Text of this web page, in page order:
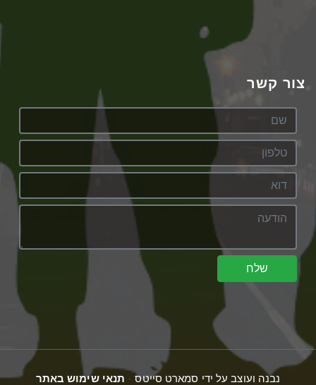
צור קשר
שלח
נבנה ועוצב על ידי סמארט סייטס - תנאי שימוש באתר